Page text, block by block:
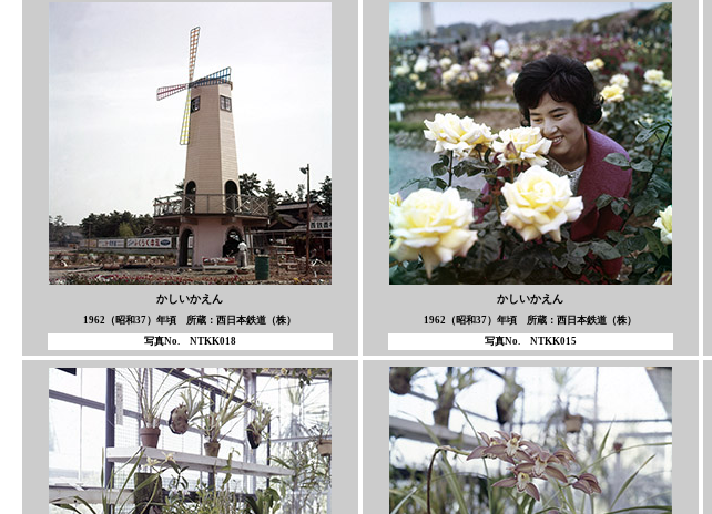
かしいかえん
1962（昭和37）年頃 所蔵：西日本鉄道（株）
写真No. NTKK018
かしいかえん
1962（昭和37）年頃 所蔵：西日本鉄道（株）
写真No. NTKK015